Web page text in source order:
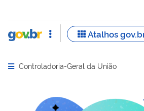
Abrir menu principal de navegação
Controladoria-Geral da União